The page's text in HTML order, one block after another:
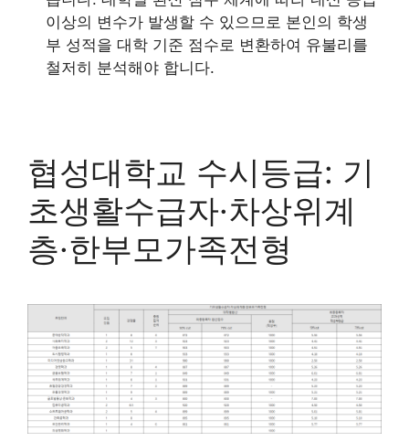
이상의 변수가 발생할 수 있으므로 본인의 학생
부 성적을 대학 기준 점수로 변환하여 유불리를
철저히 분석해야 합니다.
협성대학교 수시등급: 기
초생활수급자·차상위계
층·한부모가족전형